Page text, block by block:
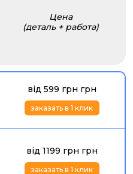
Цена
(деталь + работа)
від 599 грн грн
заказать в 1 клик
від 1199 грн грн
заказать в 1 клик